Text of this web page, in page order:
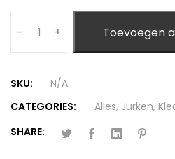
-
+ Toevoegen
SKU:
N/A
CATEGORIES:
Alles, Jurken,
SHARE: